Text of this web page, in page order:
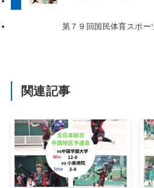
第７９回国民体育スポー
関連記事